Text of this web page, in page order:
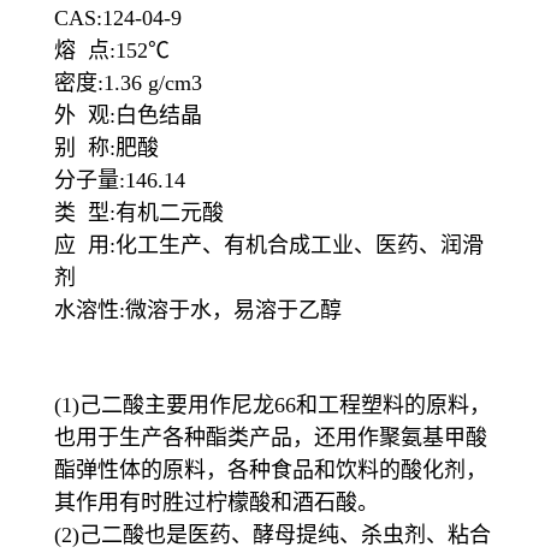
CAS:124-04-9
熔 点:152℃
密度:1.36 g/cm3
外 观:白色结晶
别 称:肥酸
分子量:146.14
类 型:有机二元酸
应 用:化工生产、有机合成工业、医药、润滑
剂
水溶性:微溶于水，易溶于乙醇
(1)己二酸主要用作尼龙66和工程塑料的原料，
也用于生产各种酯类产品，还用作聚氨基甲酸
酯弹性体的原料，各种食品和饮料的酸化剂，
其作用有时胜过柠檬酸和酒石酸。
(2)己二酸也是医药、酵母提纯、杀虫剂、粘合